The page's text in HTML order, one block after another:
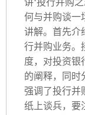
讲‘投行并购
何与并购谈一
讲解。首先介
行并购业务。
度，对投资银
的阐释，同时
强调了投行并
纸上谈兵，要